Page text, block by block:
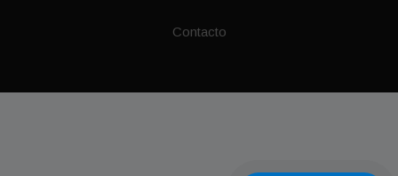
Contacto